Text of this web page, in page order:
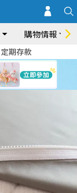
購物情報
定期存款